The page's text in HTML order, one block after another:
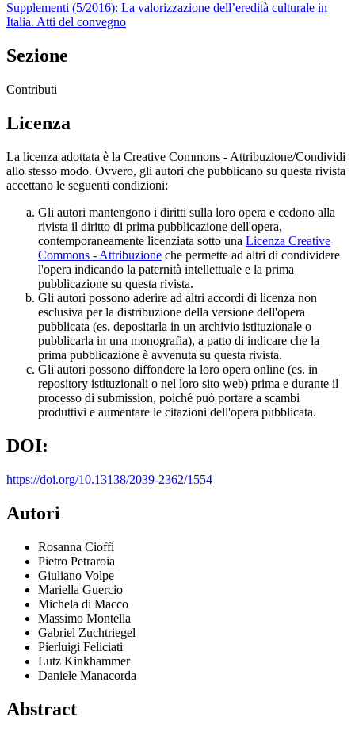
Supplementi (5/2016): La valorizzazione dell’eredità culturale in
Italia. Atti del convegno
Sezione
Contributi
Licenza
La licenza adottata è la Creative Commons - Attribuzione/Condividi
allo stesso modo. Ovvero, gli autori che pubblicano su questa rivista
accettano le seguenti condizioni:
Gli autori mantengono i diritti sulla loro opera e cedono alla
rivista il diritto di prima pubblicazione dell'opera,
contemporaneamente licenziata sotto una Licenza Creative
Commons - Attribuzione che permette ad altri di condividere
l'opera indicando la paternità intellettuale e la prima
pubblicazione su questa rivista.
Gli autori possono aderire ad altri accordi di licenza non
esclusiva per la distribuzione della versione dell'opera
pubblicata (es. depositarla in un archivio istituzionale o
pubblicarla in una monografia), a patto di indicare che la
prima pubblicazione è avvenuta su questa rivista.
Gli autori possono diffondere la loro opera online (es. in
repository istituzionali o nel loro sito web) prima e durante il
processo di submission, poiché può portare a scambi
produttivi e aumentare le citazioni dell'opera pubblicata.
DOI:
https://doi.org/10.13138/2039-2362/1554
Autori
Rosanna Cioffi
Pietro Petraroia
Giuliano Volpe
Mariella Guercio
Michela di Macco
Massimo Montella
Gabriel Zuchtriegel
Pierluigi Feliciati
Lutz Kinkhammer
Daniele Manacorda
Abstract